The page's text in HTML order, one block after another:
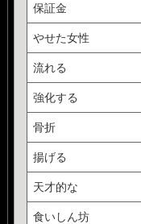
保証金
やせた女性
流れる
強化する
骨折
揚げる
天才的な
食いしん坊